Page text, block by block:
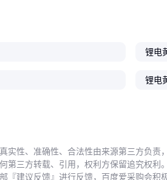
检查所有密
这些细节看
能，最后落实
依赖单一设备
锂电
锂电
实性、准确性、合法性由来源第三方负责
第三方转载、引用，权利方保留追究权利。
『建议反馈』进行反馈，百度爱采购会积极